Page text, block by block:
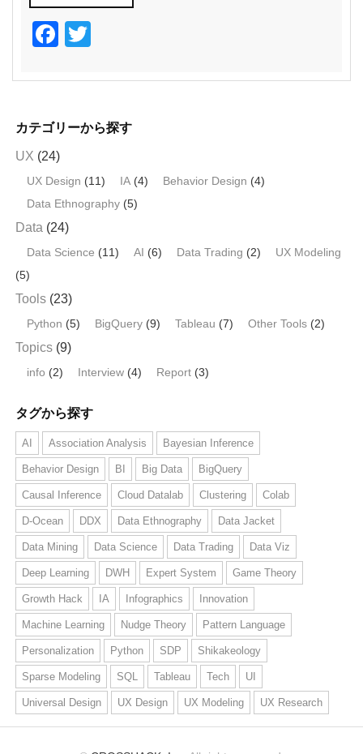
F
c
b
o
o
k
tt
カテゴリーから探す
UX (24)
UX Design (11) IA (4) Behavior Design (4)
Data Ethnography (5)
Data (24)
Data Science (11) AI (6) Data Trading (2)
UX Modeling
(5)
Tools (23)
Python (5) BigQuery (9) Tableau (7) Other Tools (2)
Topics (9)
info (2) Interview (4) Report (3)
タグから探す
AI Association Analysis Bayesian Inference
Behavior Design BI Big Data BigQuery
Causal Inference Cloud Datalab Clustering Colab
D-Ocean DDX Data Ethnography Data Jacket
Data Mining Data Science Data Trading Data Viz
Deep Learning DWH Expert System Game Theory
Growth Hack IA Infographics Innovation
Machine Learning Nudge Theory Pattern Language
Personalization Python SDP Shikakeology
Sparse Modeling SQL Tableau Tech UI
Universal Design UX Design UX Modeling UX Research